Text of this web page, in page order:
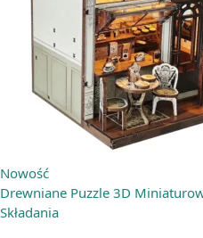
Nowość
Drewniane Puzzle 3D
Składania